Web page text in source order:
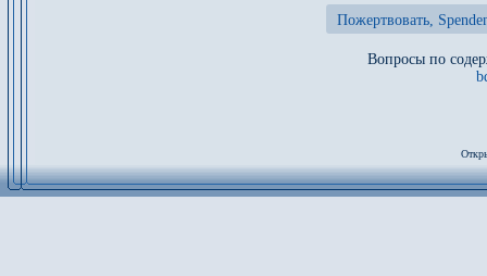
Пожертвовать,
Вопросы по